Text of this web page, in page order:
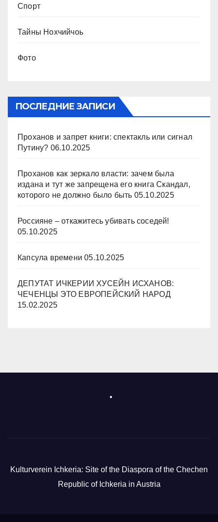
Спорт
Тайны Нохчийчоь
Фото
ПОСЛЕДНИЕ ЗАПИСИ
Проханов и запрет книги: спектакль или сигнал
Путину? 06.10.2025
Проханов как зеркало власти: зачем была
издана и тут же запрещена его книга Скандал,
которого не должно было быть 05.10.2025
Россияне – откажитесь убивать соседей!
05.10.2025
Капсула времени 05.10.2025
ДЕПУТАТ ИЧКЕРИИ ХУСЕЙН ИСХАНОВ:
ЧЕЧЕНЦЫ ЭТО ЕВРОПЕЙСКИЙ НАРОД
15.02.2025
Kulturverein Ichkeria: Site of the Diaspora of the Chechen
Republic of Ichkeria in Austria